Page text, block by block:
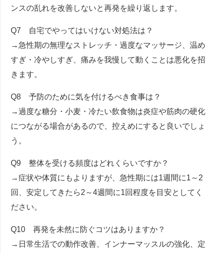
ンスの乱れを改善しないと再発を繰り返します。
Q7 自宅でやってはいけない対処法は？
→急性期の無理なストレッチ・過度なマッサージ、温め
すぎ・冷やしすぎ、痛みを我慢して動くことは悪化を招
きます。
Q8 予防のために気を付けるべき食事は？
→過度な糖分・小麦・冷たい飲食物は炎症や筋肉の硬化
につながる場合があるので、控えめにすると良いでしょ
う。
Q9 整体を受ける頻度はどれくらいですか？
→症状や体質にもよりますが、急性期には1週間に1～2
回、安定してきたら2～4週間に1回程度を目安としてく
ださい。
Q10 再発を未然に防ぐコツはありますか？
→日常生活での動作改善、インナーマッスルの強化、定